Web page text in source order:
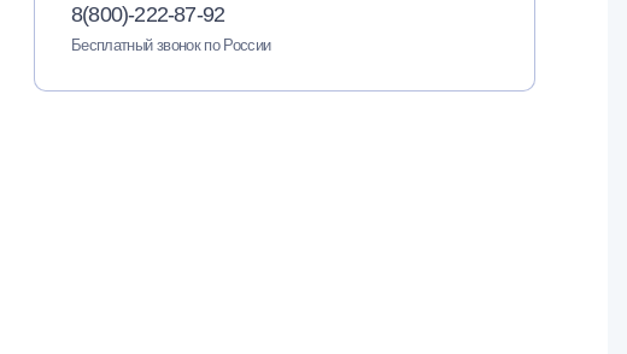
8(800)-222-87-92
Бесплатный звонок по России